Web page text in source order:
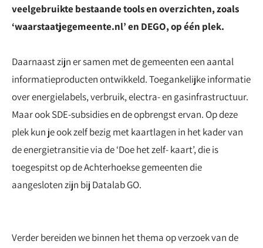
veelgebruikte bestaande tools en overzichten, zoals
‘waarstaatjegemeente.nl’ en DEGO, op één plek.
Daarnaast zijn er samen met de gemeenten een aantal
informatieproducten ontwikkeld. Toegankelijke informatie
over energielabels, verbruik, electra- en gasinfrastructuur.
Maar ook SDE-subsidies en de opbrengst ervan. Op deze
plek kun je ook zelf bezig met kaartlagen in het kader van
de energietransitie via de ‘Doe het zelf- kaart’, die is
toegespitst op de Achterhoekse gemeenten die
aangesloten zijn bij Datalab GO.
Verder bereiden we binnen het thema op verzoek van de